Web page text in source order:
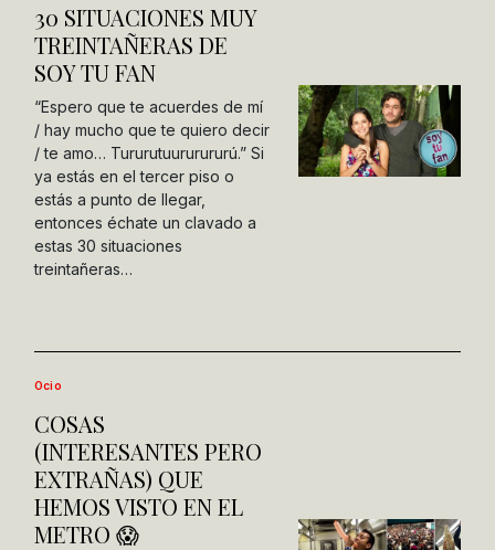
30 SITUACIONES MUY
TREINTAÑERAS DE
SOY TU FAN
“Espero que te acuerdes de mí
/ hay mucho que te quiero decir
/ te amo… Tururutuururururú.” Si
ya estás en el tercer piso o
estás a punto de llegar,
entonces échate un clavado a
estas 30 situaciones
treintañeras…
Ocio
COSAS
(INTERESANTES PERO
EXTRAÑAS) QUE
HEMOS VISTO EN EL
METRO 😱